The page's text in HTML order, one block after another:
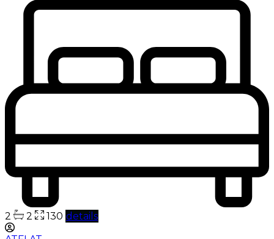
2 2 130 details